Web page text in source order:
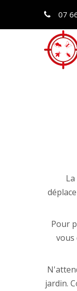
07
Pour
vous
jardin.